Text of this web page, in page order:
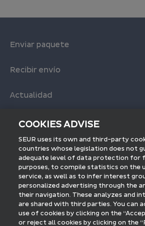
Enviar paquete
Envío online con descuento
Calculadora servicio SEUR 24
Recibir envío
Entrega interactiva
Actualidad
Blog SEUR
Sala de prensa
Envío internacional
Envíos a Europa
Envíos a Estados Unidos
Empresas
Acceso a SEUR Pro
Únete a la red SEUR Pickup
Descubre SEUR
SEUR Internacional
Fulfillment by SEUR
SEUR Mensajería
Encuéntranos:
COOKIES ADVISE
SEUR uses its own and third-party
countries whose legislation does not
adequate level of data protection for
purposes, to compile statistics on the
service, as well as to infer interest
personalized advertising through the
their navigation. These analyzes and
are shared with third parties. You can
use of cookies by clicking on the
or reject all cookies by clicking on the